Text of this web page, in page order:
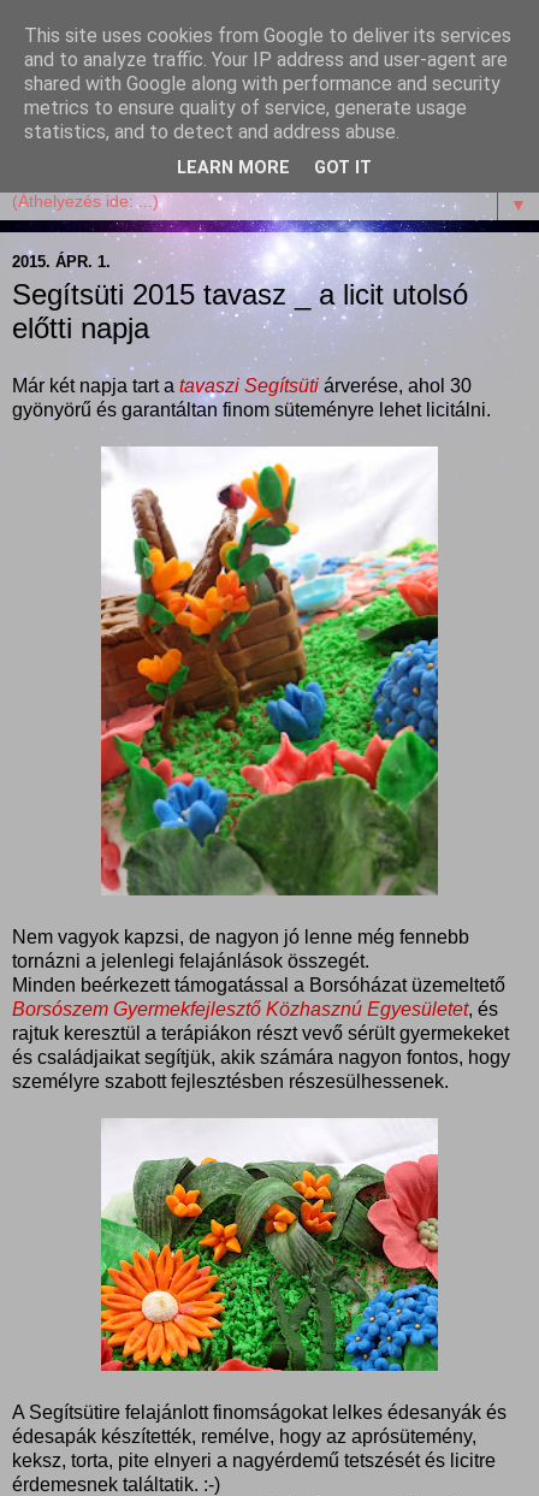
Garffyka
Szösszenetek a konyhámból, az életemből. Mosollyal,
receptekkel, vidámsággal, marcipánnal, csokival.
▼
2015. ÁPR. 1.
Segítsüti 2015 tavasz _ a licit utolsó
előtti napja
Már két napja tart a tavaszi Segítsüti árverése, ahol 30
gyönyörű és garantáltan finom süteményre lehet licitálni.
Nem vagyok kapzsi, de nagyon jó lenne még fennebb
tornázni a jelenlegi felajánlások összegét.
Minden beérkezett támogatással a Borsóházat üzemeltető
Borsószem Gyermekfejlesztő Közhasznú Egyesületet, és
rajtuk keresztül a terápiákon részt vevő sérült gyermekeket
és családjaikat segítjük, akik számára nagyon fontos, hogy
személyre szabott fejlesztésben részesülhessenek.
A Segítsütire felajánlott finomságokat lelkes édesanyák és
édesapák készítették, remélve, hogy az aprósütemény,
keksz, torta, pite elnyeri a nagyérdemű tetszését és licitre
érdemesnek találtatik. :-)
This site uses cookies from Google to deliver its services
and to analyze traffic. Your IP address and user-agent are
shared with Google along with performance and security
metrics to ensure quality of service, generate usage
statistics, and to detect and address abuse.
LEARN MORE GOT IT